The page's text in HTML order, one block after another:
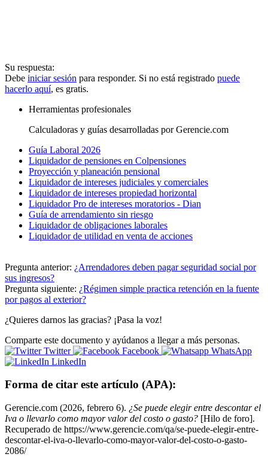
Su respuesta:
Debe iniciar sesión para responder. Si no está registrado puede
hacerlo aquí, es gratis.
Herramientas profesionales
Calculadoras y guías desarrolladas por Gerencie.com
Guía Laboral 2026
Liquidador de pensiones en Colpensiones
Proyección y planeación pensional
Liquidador de intereses judiciales y comerciales
Liquidador de intereses propiedad horizontal
Liquidador Pro de intereses moratorios - Dian
Guía de arrendamiento sin riesgo
Liquidador de obligaciones laborales
Liquidador de utilidad en venta de acciones
Pregunta anterior: ¿Arrendadores deben pagar seguridad social por
sus ingresos?
Pregunta siguiente: ¿Régimen simple practica retención en la fuente
por pagos al exterior?
¿Quieres darnos las gracias? ¡Pasa la voz!
Comparte este documento y ayúdanos a llegar a más personas.
Twitter
Facebook
WhatsApp
LinkedIn
Forma de citar este artículo (APA):
Gerencie.com (2026, febrero 6). ¿Se puede elegir entre descontar el
Iva o llevarlo como mayor valor del costo o gasto? [Hilo de foro].
Recuperado de https://www.gerencie.com/qa/se-puede-elegir-entre-
descontar-el-iva-o-llevarlo-como-mayor-valor-del-costo-o-gasto-
2086/